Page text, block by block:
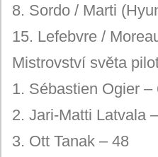
8. Sordo / Marti
15. Lefebvre /
Mistrovství světa
1. Sébastien Ogier –
2. Jari-Matti Latvala
3. Ott Tanak – 48